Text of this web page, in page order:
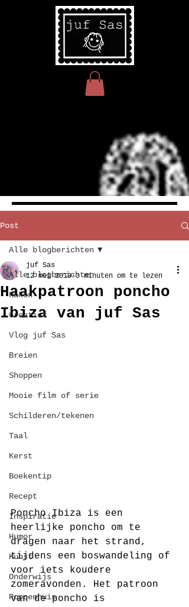
Post
Alle blogberichten
Haken
Creatief
Vlog juf Sas
Breien
Shoppen
Mooie film of serie
Schilderen/tekenen
Taal
Kerst
Boekentip
Recept
Inspiratie
Humor
Kunst
Onderwijs
Poppenhuis
Alle blogberichten
Haakpatroon poncho
Ibiza van juf Sas
juf Sas
12 mei 2019 3 minuten om te lezen
Poncho Ibiza is een
heerlijke poncho om te
dragen naar het strand,
tijdens een boswandeling of
voor iets koudere
zomeravonden. Het patroon
van de poncho is